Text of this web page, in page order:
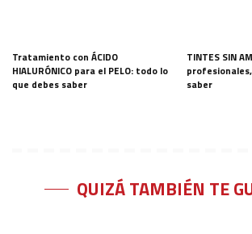
Tratamiento con ÁCIDO
HIALURÓNICO para el PELO: todo lo
que debes saber
TINTES SIN
saber
QUIZÁ TAMBIÉN TE